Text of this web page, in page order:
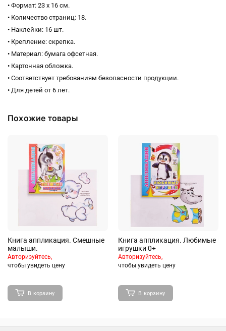
• Формат: 23 х 16 см.
• Количество страниц: 18.
• Наклейки: 16 шт.
• Крепление: скрепка.
• Материал: бумага офсетная.
• Картонная обложка.
• Соответствует требованиям безопасности продукции.
• Для детей от 6 лет.
Похожие товары
Книга аппликация. Смешные
малыши.
Авторизуйтесь,
чтобы увидеть цену
В корзину
Книга аппликация. Любимые
игрушки 0+
Авторизуйтесь,
чтобы увидеть цену
В корзину